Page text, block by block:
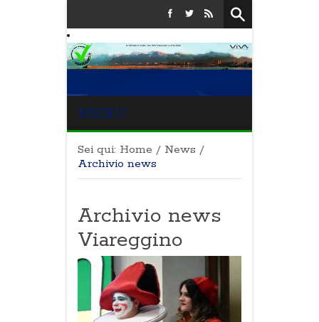
MENU
Sei qui: Home / News /
Archivio news
Archivio news
Viareggino